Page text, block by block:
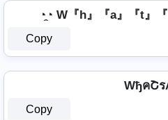
◔̯◔ W『h』『a』『t』
Copy
Copy